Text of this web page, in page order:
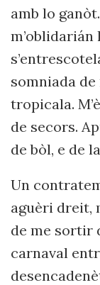
amb lo
m’oblidarián
somniada de
tropicala.
de secors.
de bòl, e de
Un
aguèri dreit,
de me sortir
carnaval